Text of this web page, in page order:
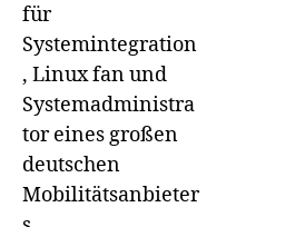
für
Systemintegration
, Linux fan und
Systemadministra
tor eines großen
deutschen
Mobilitätsanbieter